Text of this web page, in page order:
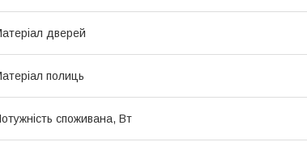
дверей
полиць
споживана, Вт